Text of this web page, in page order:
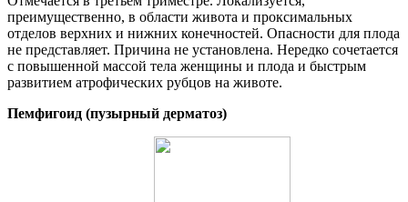
преимущественно, в области живота и проксимальных
отделов верхних и нижних конечностей. Опасности для плода
не представляет. Причина не установлена. Нередко сочетается
с повышенной массой тела женщины и плода и быстрым
развитием атрофических рубцов на животе.
Пемфигоид (пузырный дерматоз)